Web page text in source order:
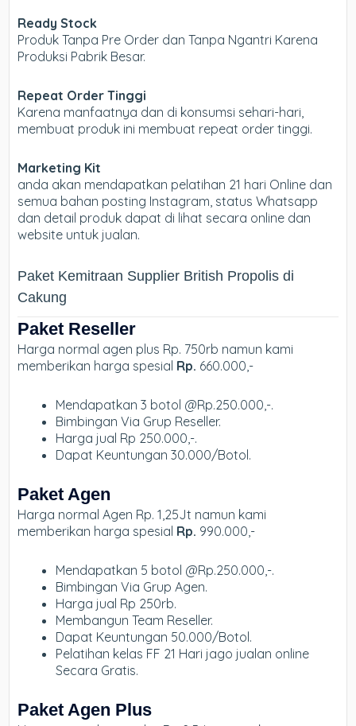
Ready Stock
Produk Tanpa Pre Order dan Tanpa Ngantri Karena
Produksi Pabrik Besar.
Repeat Order Tinggi
Karena manfaatnya dan di konsumsi sehari-hari,
membuat produk ini membuat repeat order tinggi.
Marketing Kit
anda akan mendapatkan pelatihan 21 hari Online dan
semua bahan posting Instagram, status Whatsapp
dan detail produk dapat di lihat secara online dan
website untuk jualan.
Paket Kemitraan Supplier British Propolis di
Cakung
Paket Reseller
Harga normal agen plus Rp. 750rb namun kami
memberikan harga spesial Rp. 660.000,-
Mendapatkan 3 botol @Rp.250.000,-.
Bimbingan Via Grup Reseller.
Harga jual Rp 250.000,-.
Dapat Keuntungan 30.000/Botol.
Paket Agen
Harga normal Agen Rp. 1,25Jt namun kami
memberikan harga spesial Rp. 990.000,-
Mendapatkan 5 botol @Rp.250.000,-.
Bimbingan Via Grup Agen.
Harga jual Rp 250rb.
Membangun Team Reseller.
Dapat Keuntungan 50.000/Botol.
Pelatihan kelas FF 21 Hari jago jualan online
Secara Gratis.
Paket Agen Plus